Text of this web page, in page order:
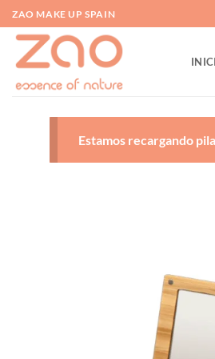
Saltar
al
contenido
ZAO MAKE UP SPAIN
Estamos recargando